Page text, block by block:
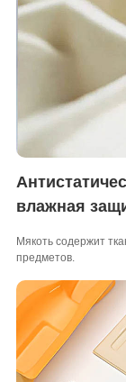
влажная
Мякоть содержит
предметов.